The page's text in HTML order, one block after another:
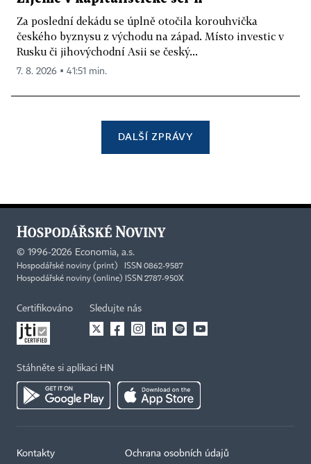
Za poslední dekádu se úplně otočila korouhvička
českého byznysu z východu na západ. Místo investic v
Rusku či jihovýchodní Asii se český...
7. 8. 2026 ▪ 41:51 min.
DALŠÍ ZPRÁVY
© 1996-2026 Economia, a.s.
Hospodářské noviny (print) ISSN 0862-9587
Hospodářské noviny (online) ISSN 2787-950X
Certifikováno Sledujte nás
Stáhněte si aplikaci HN
Kontakty Ochrana osobních údajů